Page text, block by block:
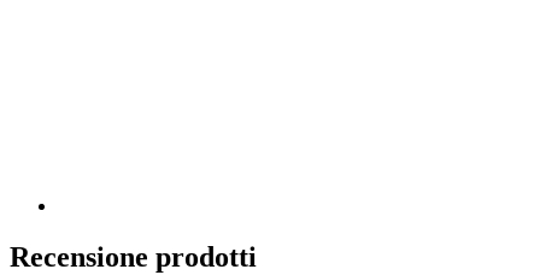
Recensione prodotti